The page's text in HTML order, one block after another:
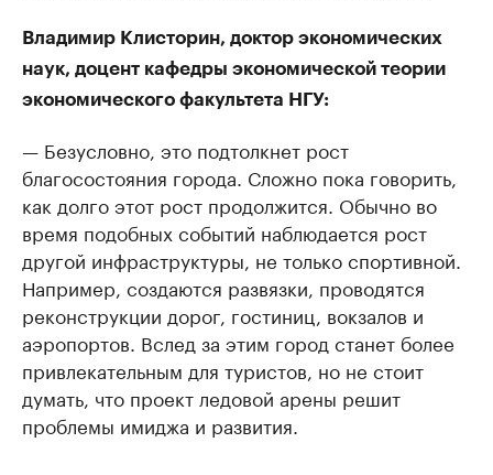
Владимир Клисторин, доктор экономических
наук, доцент кафедры экономической теории
экономического факультета НГУ:
— Безусловно, это подтолкнет рост
благосостояния города. Сложно пока говорить,
как долго этот рост продолжится. Обычно во
время подобных событий наблюдается рост
другой инфраструктуры, не только спортивной.
Например, создаются развязки, проводятся
реконструкции дорог, гостиниц, вокзалов и
аэропортов. Вслед за этим город станет более
привлекательным для туристов, но не стоит
думать, что проект ледовой арены решит
проблемы имиджа и развития.